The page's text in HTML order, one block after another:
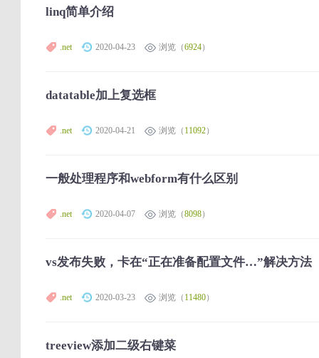
linq简单介绍
.net 2020-04-23 浏览（6924）
datatable加上复选框
.net 2020-04-21 浏览（ 11092）
一般处理程序和webform有什么区别
.net 2020-04-07 浏览（8098）
vs发布失败，卡在“正在准备配置文件…”解决方法
.net 2020-03-23 浏览（ 11480）
treeview添加二级右键菜